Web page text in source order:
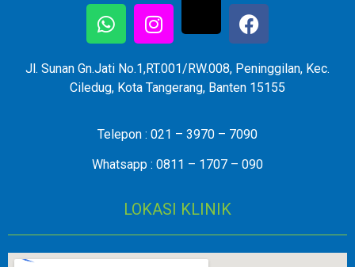
Jl. Sunan Gn.Jati No.1,RT.001/RW.008, Peninggilan, Kec.
Ciledug, Kota Tangerang, Banten 15155
Telepon : 021 – 3970 – 7090
Whatsapp : 0811 – 1707 – 090
LOKASI KLINIK